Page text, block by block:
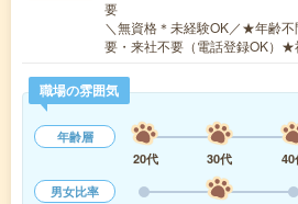
要
＼無資格＊未経験OK／★年齢
要・来社不要（電話登録OK）
職場の雰囲気
年齢層
20代
30代 40
男女比率